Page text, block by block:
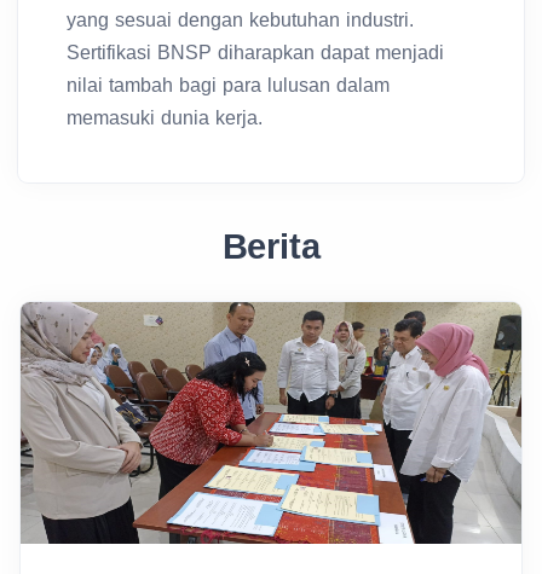
yang sesuai dengan kebutuhan industri.
Sertifikasi BNSP diharapkan dapat menjadi
nilai tambah bagi para lulusan dalam
memasuki dunia kerja.
Berita